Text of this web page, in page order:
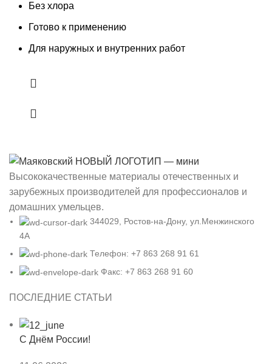
Без хлора
Готово к применению
Для наружных и внутренних работ
Высококачественные материалы отечественных и
зарубежных производителей для профессионалов и
домашних умельцев.
344029, Ростов-на-Дону, ул.Менжинского
4А
Телефон: +7 863 268 91 61
Факс: +7 863 268 91 60
ПОСЛЕДНИЕ СТАТЬИ
С Днём России!